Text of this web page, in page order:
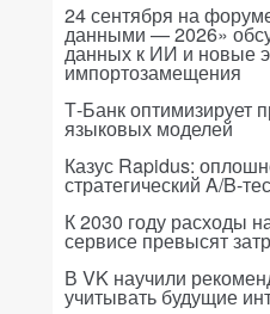
24 сентября на
данными — 2026»
данных к ИИ и новые
импортозамещения
Т-Банк оптимизирует
языковых моделей
Казус Rapidus:
стратегический A/B-
К 2030 году расходы
сервисе превысят
В VK научили
учитывать будущие